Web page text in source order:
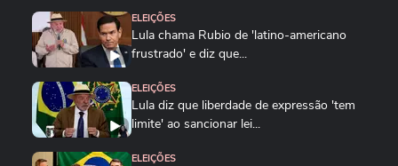
ELEIÇÕES
Lula chama Rubio de 'latino-americano
frustrado' e diz que...
ELEIÇÕES
Lula diz que liberdade de expressão 'tem
limite' ao sancionar lei...
ELEIÇÕES